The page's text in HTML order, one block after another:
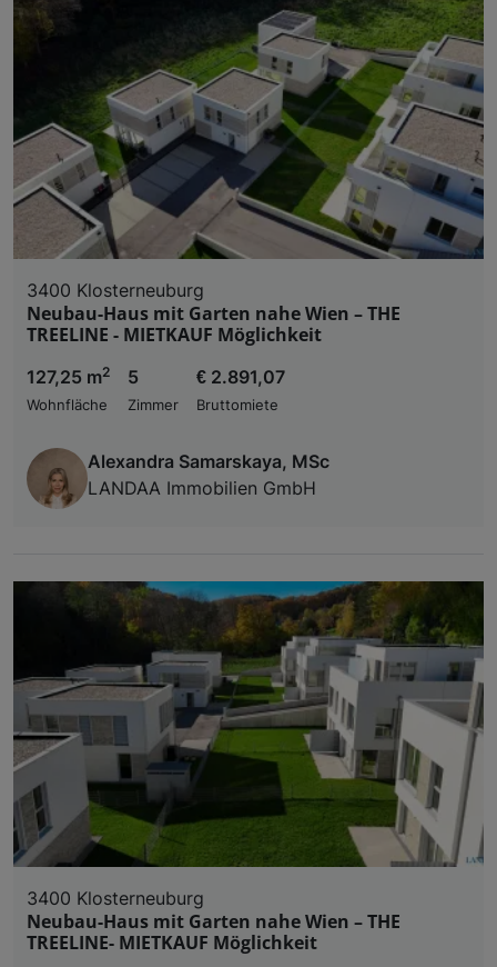
3400 Klosterneuburg
Neubau-Haus mit Garten nahe Wien – THE
TREELINE - MIETKAUF Möglichkeit
127,25 m2
Wohnfläche
5
Zimmer
€ 2.891,07
Bruttomiete
Alexandra Samarskaya, MSc
LANDAA Immobilien GmbH
3400 Klosterneuburg
Neubau-Haus mit Garten nahe Wien – THE
TREELINE- MIETKAUF Möglichkeit